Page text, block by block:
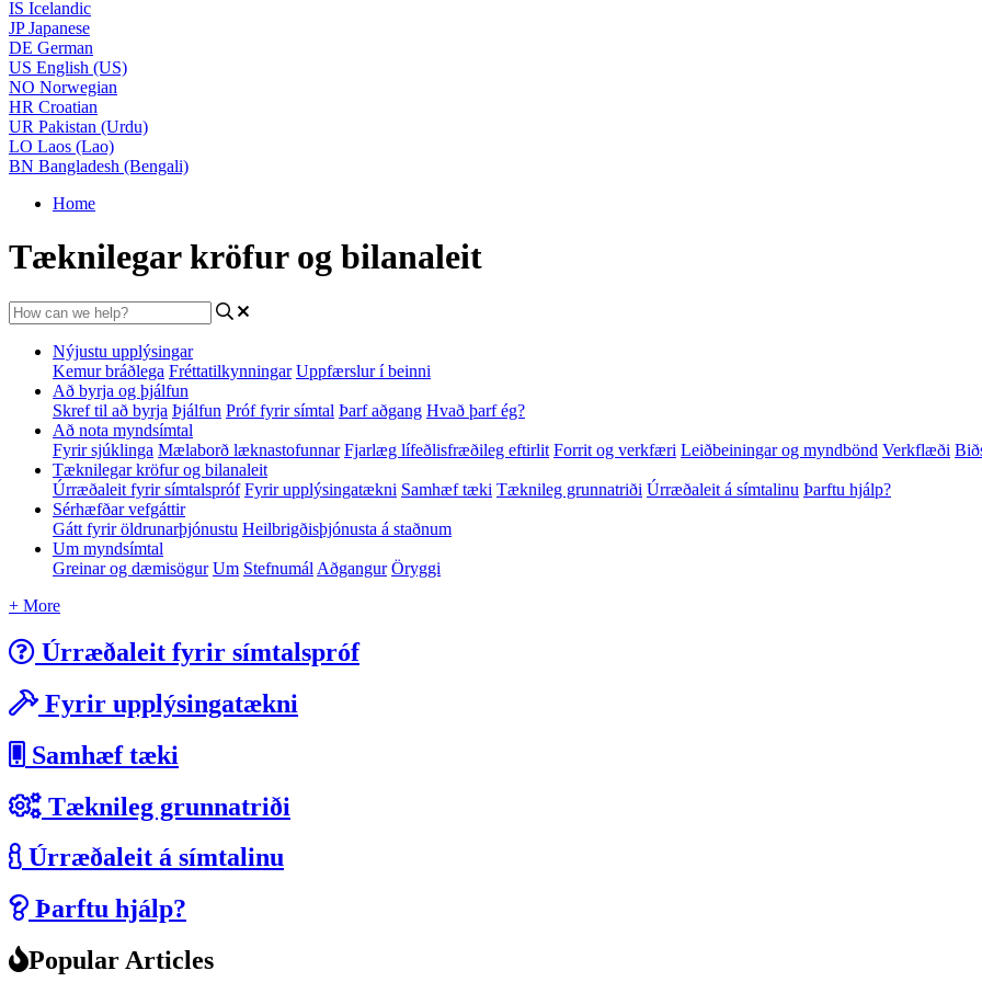
IS Icelandic
JPJapanese
DE German
US English (US)
NO Norwegian
HR Croatian
UR Pakistan (Urdu)
LO Laos (Lao)
BN Bangladesh (Bengali)
Home
Tæknilegar kröfur og bilanaleit
Nýjustu upplýsingar
Kemur bráðlega Fréttatilkynningar Uppfærslur í beinni
Að byrja og þjálfun
Skref til að byrja Þjálfun Próf fyrir símtal Þarf aðgang Hvað þarf ég?
Að nota myndsímtal
Fyrir sjúklinga Mælaborð læknastofunnar Fjarlæg lífeðlisfræðileg eftirlit Forrit og verkfæri Leiðbeiningar og myndbönd Verkflæði
Tæknilegar kröfur og bilanaleit
Úrræðaleit fyrir símtalspróf Fyrir upplýsingatækni Samhæf tæki Tæknileg grunnatriði Úrræðaleit á símtalinu Þarftu hjálp?
Sérhæfðar vefgáttir
Gátt fyrir öldrunarþjónustu Heilbrigðisþjónusta á staðnum
Um myndsímtal
Greinar og dæmisögur Um Stefnumál Aðgangur Öryggi
+ More
Úrræðaleit fyrir símtalspróf
Fyrir upplýsingatækni
Samhæf tæki
Tæknileg grunnatriði
Úrræðaleit á símtalinu
Þarftu hjálp?
Popular Articles